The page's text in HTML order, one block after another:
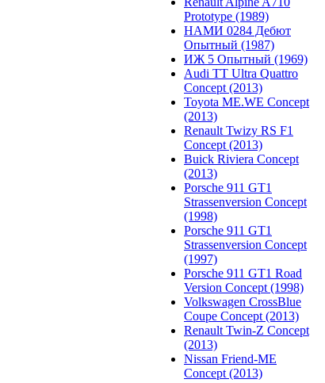
Prototype (1989)
НАМИ 0284 Дебют
Опытный (1987)
ИЖ 5 Опытный (1969)
Audi TT Ultra Quattro
Concept (2013)
Toyota ME.WE Concept
(2013)
Renault Twizy RS F1
Concept (2013)
Buick Riviera Concept
(2013)
Porsche 911 GT1
Strassenversion Concept
(1998)
Porsche 911 GT1
Strassenversion Concept
(1997)
Porsche 911 GT1 Road
Version Concept (1998)
Volkswagen CrossBlue
Coupe Concept (2013)
Renault Twin-Z Concept
(2013)
Nissan Friend-ME
Concept (2013)